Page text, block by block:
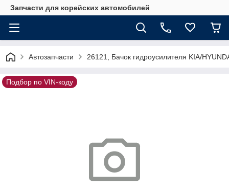
Запчасти для корейских автомобилей
Автозапчасти 26121, Бачок гидроусилителя KIA/
Подбор по VIN-коду